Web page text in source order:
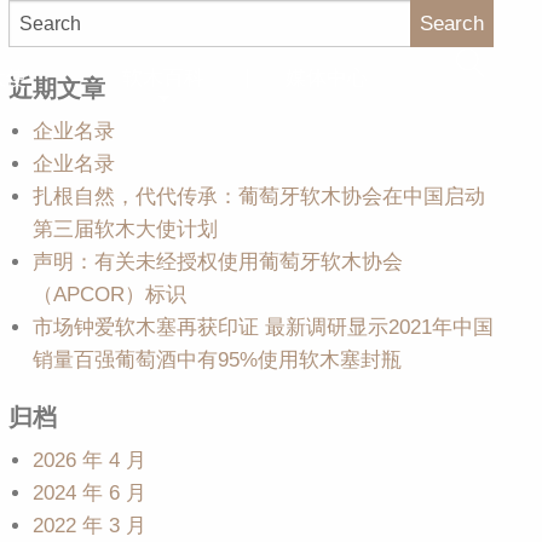
使
Search
近期文章
企业名录
企业名录
扎根自然，代代传承：葡萄牙软木协会在中国启动
第三届软木大使计划
声明：有关未经授权使用葡萄牙软木协会
（APCOR）标识
市场钟爱软木塞再获印证 最新调研显示2021年中国
销量百强葡萄酒中有95%使用软木塞封瓶
归档
2026 年 4 月
2024 年 6 月
2022 年 3 月